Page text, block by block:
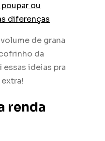
ou
diferenças
de grana
da
essas ideias pra
renda